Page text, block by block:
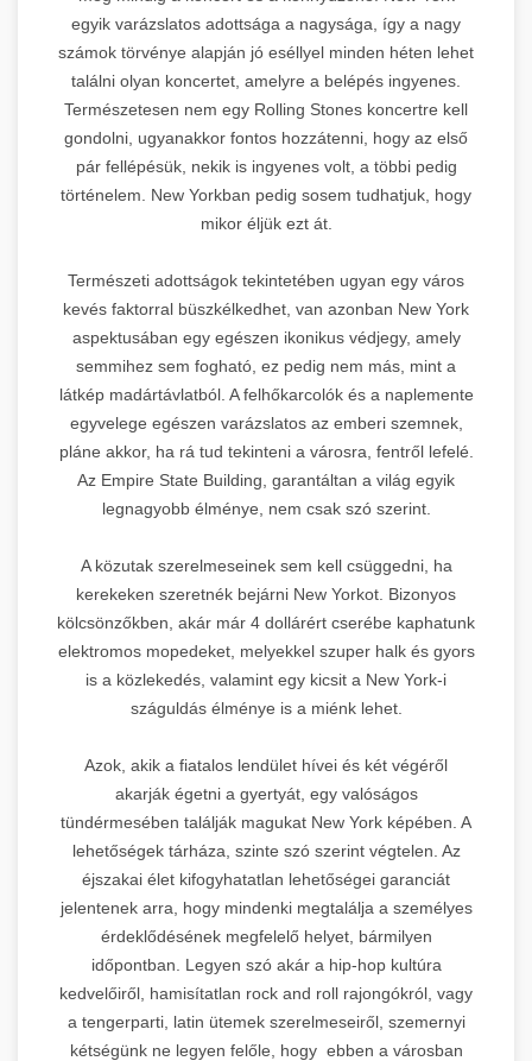
egyik varázslatos adottsága a nagysága, így a nagy
számok törvénye alapján jó eséllyel minden héten lehet
találni olyan koncertet, amelyre a belépés ingyenes.
Természetesen nem egy Rolling Stones koncertre kell
gondolni, ugyanakkor fontos hozzátenni, hogy az első
pár fellépésük, nekik is ingyenes volt, a többi pedig
történelem. New Yorkban pedig sosem tudhatjuk, hogy
mikor éljük ezt át.
Természeti adottságok tekintetében ugyan egy város
kevés faktorral büszkélkedhet, van azonban New York
aspektusában egy egészen ikonikus védjegy, amely
semmihez sem fogható, ez pedig nem más, mint a
látkép madártávlatból. A felhőkarcolók és a naplemente
egyvelege egészen varázslatos az emberi szemnek,
pláne akkor, ha rá tud tekinteni a városra, fentről lefelé.
Az Empire State Building, garantáltan a világ egyik
legnagyobb élménye, nem csak szó szerint.
A közutak szerelmeseinek sem kell csüggedni, ha
kerekeken szeretnék bejárni New Yorkot. Bizonyos
kölcsönzőkben, akár már 4 dollárért cserébe kaphatunk
elektromos mopedeket, melyekkel szuper halk és gyors
is a közlekedés, valamint egy kicsit a New York-i
száguldás élménye is a miénk lehet.
Azok, akik a fiatalos lendület hívei és két végéről
akarják égetni a gyertyát, egy valóságos
tündérmesében találják magukat New York képében. A
lehetőségek tárháza, szinte szó szerint végtelen. Az
éjszakai élet kifogyhatatlan lehetőségei garanciát
jelentenek arra, hogy mindenki megtalálja a személyes
érdeklődésének megfelelő helyet, bármilyen
időpontban. Legyen szó akár a hip-hop kultúra
kedvelőiről, hamisítatlan rock and roll rajongókról, vagy
a tengerparti, latin ütemek szerelmeseiről, szemernyi
kétségünk ne legyen felőle, hogy ebben a városban